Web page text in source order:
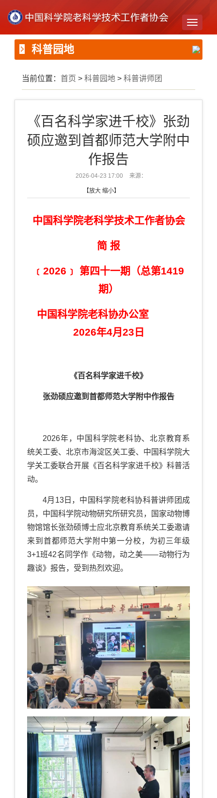
Toggle
科普园地
当前位置： 首页 > 科普园地 > 科普讲师团
《百名科学家进千校》张劲
硕应邀到首都师范大学附中
作报告
2026-04-23 17:00 来源：
【放大 缩小】
中国科学院老科学技术工作者协会
简 报
﹝2026﹞ 第四十一期（总第1419
期）
中国科学院老科协办公室
2026年4月23日
《百名科学家进千校》
张劲硕应邀到首都师范大学附中作报告
2026年，中国科学院老科协、北京教育系
统关工委、北京市海淀区关工委、中国科学院大
学关工委联合开展《百名科学家进千校》科普活
动。
4月13日，中国科学院老科协科普讲师团成
员，中国科学院动物研究所研究员，国家动物博
物馆馆长张劲硕博士应北京教育系统关工委邀请
来到首都师范大学附中第一分校，为初三年级
3+1班42名同学作《动物，动之美——动物行为
趣谈》报告，受到热烈欢迎。